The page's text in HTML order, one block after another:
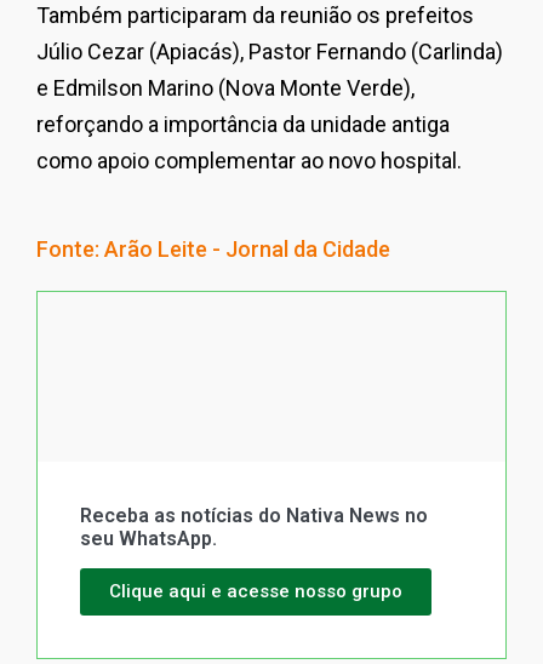
Também participaram da reunião os prefeitos
Júlio Cezar (Apiacás), Pastor Fernando (Carlinda)
e Edmilson Marino (Nova Monte Verde),
reforçando a importância da unidade antiga
como apoio complementar ao novo hospital.
Fonte: Arão Leite - Jornal da Cidade
Receba as notícias do Nativa News no
seu WhatsApp.
Clique aqui e acesse nosso grupo